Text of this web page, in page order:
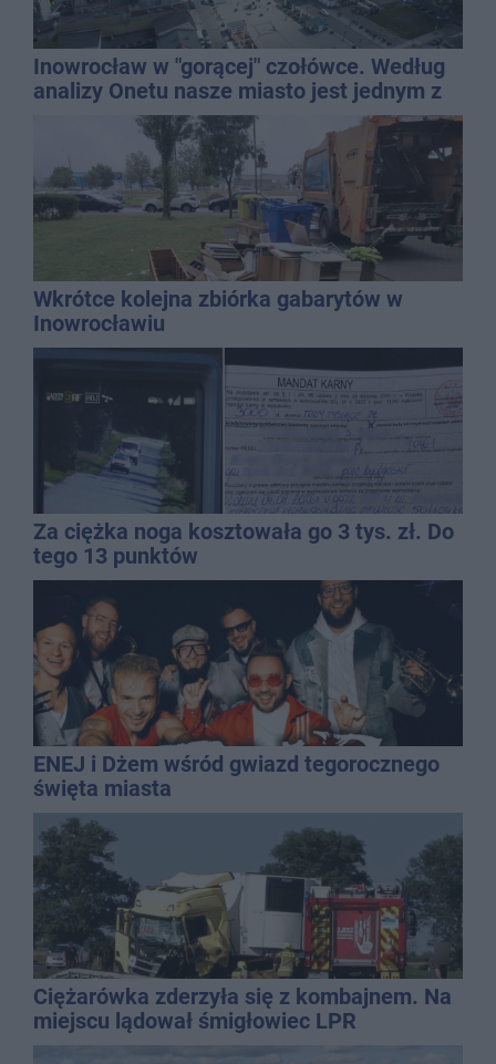
Inowrocław w "gorącej" czołówce. Według
analizy Onetu nasze miasto jest jednym z
najbardziej narażonych na upały
Wkrótce kolejna zbiórka gabarytów w
Inowrocławiu
Za ciężka noga kosztowała go 3 tys. zł. Do
tego 13 punktów
ENEJ i Dżem wśród gwiazd tegorocznego
święta miasta
Ciężarówka zderzyła się z kombajnem. Na
miejscu lądował śmigłowiec LPR